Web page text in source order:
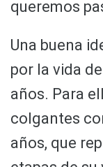
queremos
Una buena
por la vida
años. Para
colgantes
años, que